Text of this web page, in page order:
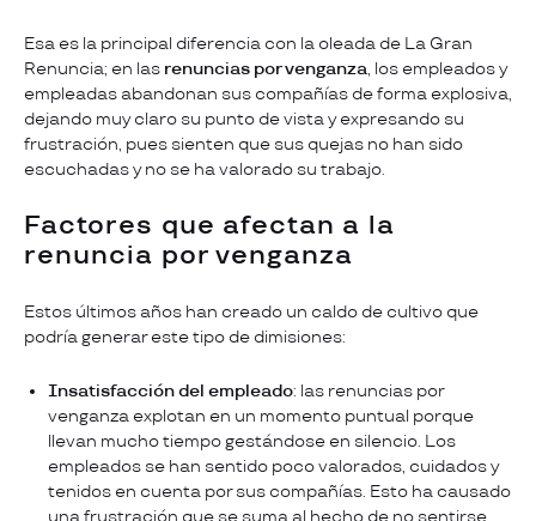
Esa es la principal diferencia con la oleada de La Gran
Renuncia; en las renuncias por venganza, los empleados y
empleadas abandonan sus compañías de forma explosiva,
dejando muy claro su punto de vista y expresando su
frustración, pues sienten que sus quejas no han sido
escuchadas y no se ha valorado su trabajo.
Factores que afectan a la
renuncia por venganza
Estos últimos años han creado un caldo de cultivo que
podría generar este tipo de dimisiones:
Insatisfacción del empleado: las renuncias por
venganza explotan en un momento puntual porque
llevan mucho tiempo gestándose en silencio. Los
empleados se han sentido poco valorados, cuidados y
tenidos en cuenta por sus compañías. Esto ha causado